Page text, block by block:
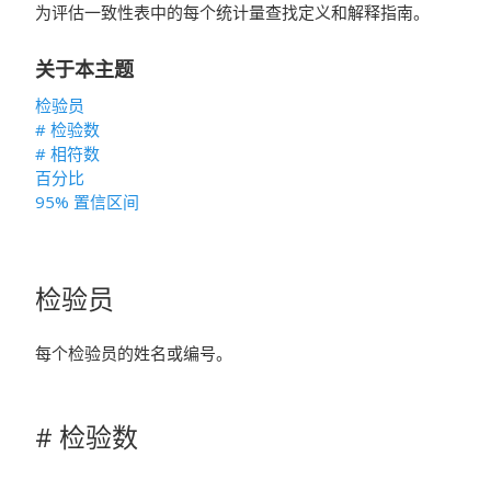
为评估一致性表中的每个统计量查找定义和解释指南。
关于本主题
检验员
# 检验数
# 相符数
百分比
95% 置信区间
检验员
每个检验员的姓名或编号。
# 检验数